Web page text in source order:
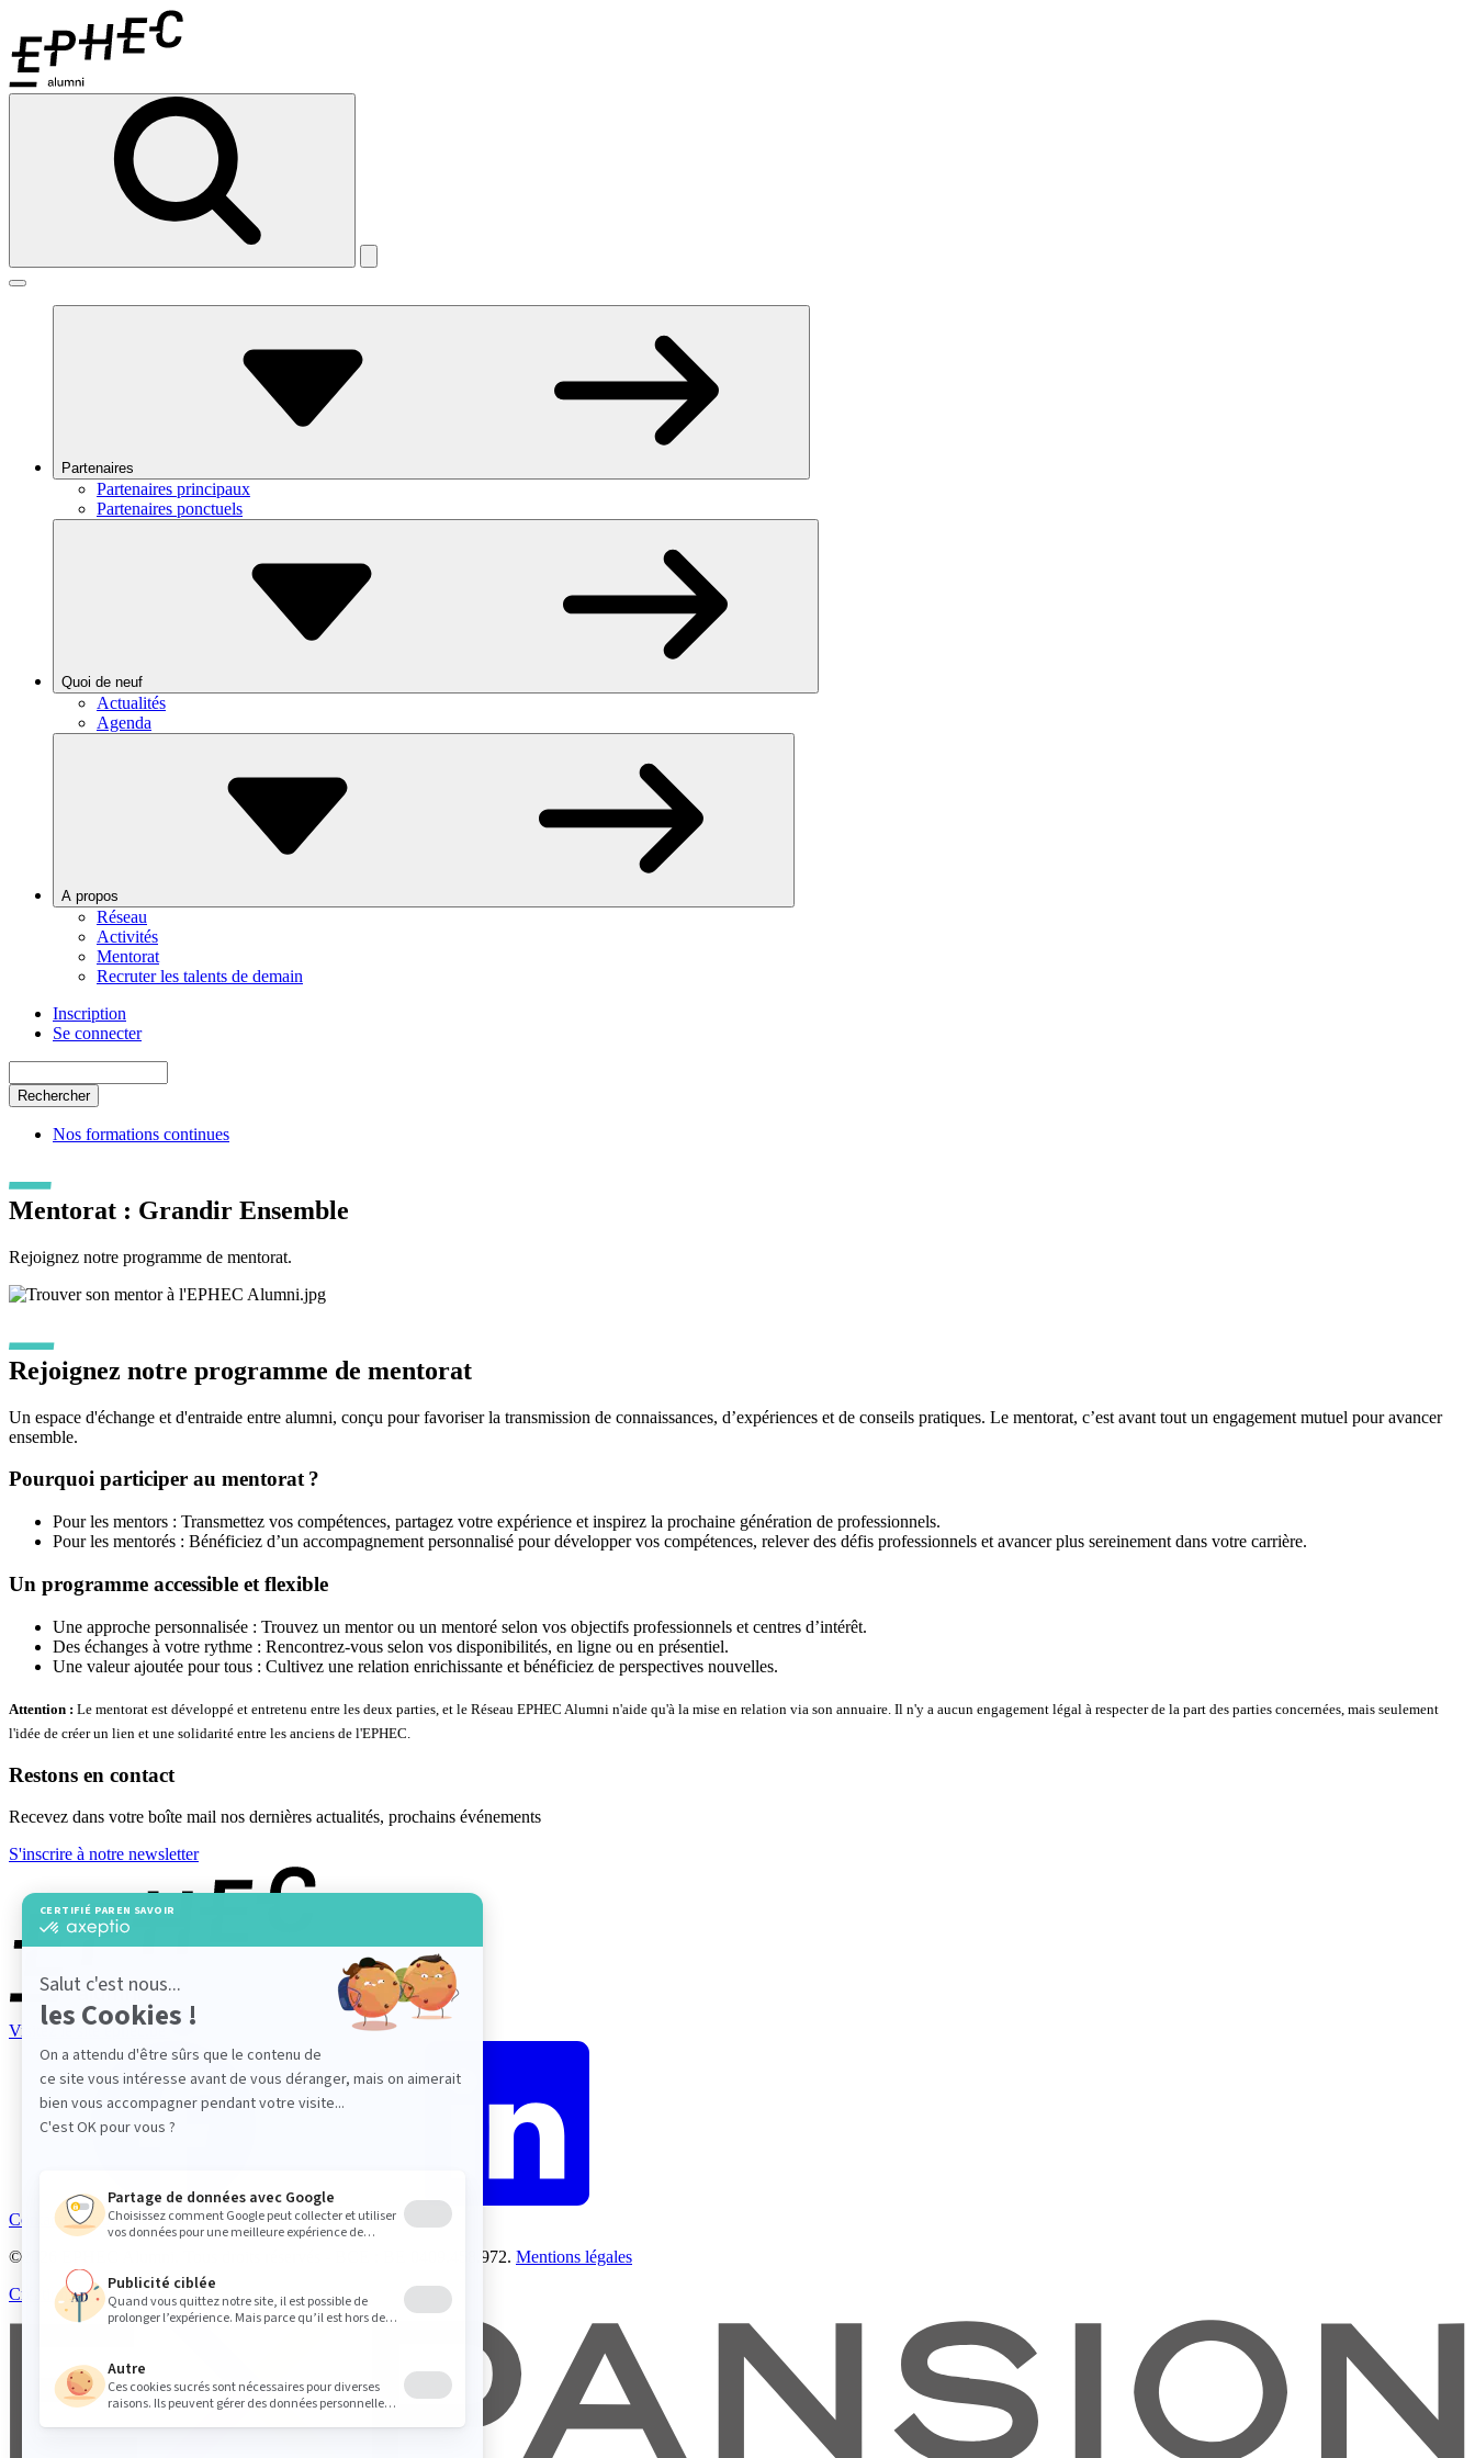
Partenaires
Partenaires principaux
Partenaires ponctuels
Quoi de neuf
Actualités
Agenda
A propos
Réseau
Activités
Mentorat
Recruter les talents de demain
Inscription
Se connecter
Nos formations continues
Mentorat : Grandir Ensemble
Rejoignez notre programme de mentorat.
Rejoignez notre programme de mentorat
Un espace d'échange et d'entraide entre alumni, conçu pour favoriser la transmission de connaissances, d’expériences et de conseils pratiques. Le mentorat, c’est avant tout un engagement mutuel pour avancer
ensemble.
Pourquoi participer au mentorat ?
Pour les mentors : Transmettez vos compétences, partagez votre expérience et inspirez la prochaine génération de professionnels.
Pour les mentorés : Bénéficiez d’un accompagnement personnalisé pour développer vos compétences, relever des défis professionnels et avancer plus sereinement dans votre carrière.
Un programme accessible et flexible
Une approche personnalisée : Trouvez un mentor ou un mentoré selon vos objectifs professionnels et centres d’intérêt.
Des échanges à votre rythme : Rencontrez-vous selon vos disponibilités, en ligne ou en présentiel.
Une valeur ajoutée pour tous : Cultivez une relation enrichissante et bénéficiez de perspectives nouvelles.
Attention : Le mentorat est développé et entretenu entre les deux parties, et le Réseau EPHEC Alumni n'aide qu'à la mise en relation via son annuaire. Il n'y a aucun engagement légal à respecter de la part des parties concernées, mais seulement
l'idée de créer un lien et une solidarité entre les anciens de l'EPHEC.
Restons en contact
Recevez dans votre boîte mail nos dernières actualités, prochains événements
S'inscrire à notre newsletter
Visitez le site ephec.be
Contactez-nous
©2026 EPHEC Alumni. Tous droits réservés - BCE : BE 0409.458.972. Mentions légales
Création de site internet :